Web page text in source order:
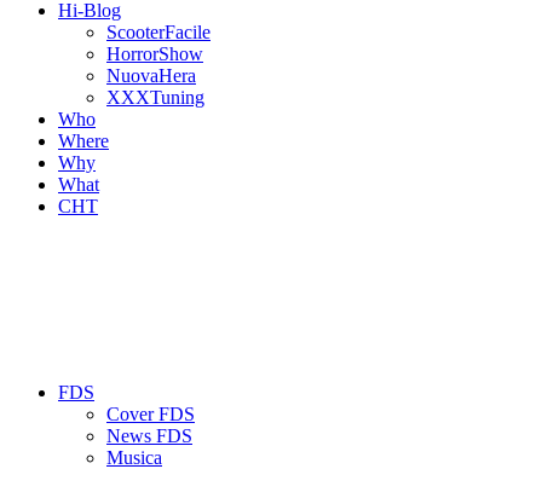
Hi-Blog
ScooterFacile
HorrorShow
NuovaHera
XXXTuning
Who
Where
Why
What
CHT
FDS
Cover FDS
News FDS
Musica